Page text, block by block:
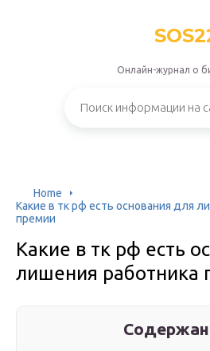
Онлайн-журнал о
Home
Какие в тк рф есть основания для
премии
Какие в тк рф есть
лишения работника